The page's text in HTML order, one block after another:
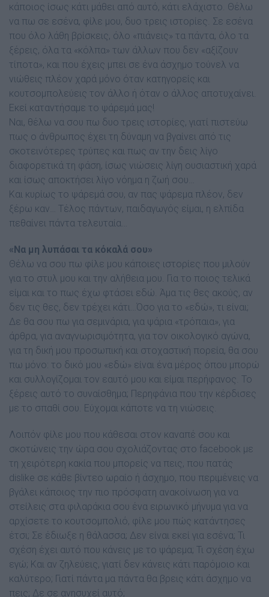
κάποιος ίσως κάτι µάθει από αυτό, κάτι ελάχιστο. Θέλω
να πω σε εσένα, φίλε µου, δυο τρεις ιστορίες. Σε εσένα
που όλο λάθη βρίσκεις, όλο «πιάνεις» τα πάντα, όλο τα
ξέρεις, όλα τα «κόλπα» των άλλων που δεν «αξίζουν
τίποτα», και που έχεις µπει σε ένα άσχηµο τούνελ να
νιώθεις πλέον χαρά µόνο όταν κατηγορείς και
κουτσοµπολεύεις τον άλλο ή όταν ο άλλος αποτυχαίνει.
Εκεί καταντήσαµε το ψάρεµά µας!
Ναι, θέλω να σου πω δυο τρεις ιστορίες, γιατί πιστεύω
πως ο άνθρωπος έχει τη δύναµη να βγαίνει από τις
σκοτεινότερες τρύπες και πως αν την δεις λίγο
διαφορετικά τη φάση, ίσως νιώσεις λίγη ουσιαστική χαρά
και ίσως αποκτήσει λίγο νόηµα η ζωή σου…
Και κυρίως το ψάρεµά σου, αν πας ψάρεµα πλέον, δεν
ξέρω καν… Τέλος πάντων, παιδαγωγός είµαι, η ελπίδα
πεθαίνει πάντα τελευταία…
«Να µη λυπάσαι τα κόκαλά σου»
Θέλω να σου πω φίλε µου κάποιες ιστορίες που µιλούν
για το στυλ µου και την αλήθεια µου. Για το ποιος τελικά
είµαι και το πως έχω φτάσει εδώ. Άµα τις θες ακούς, αν
δεν τις θες, δεν τρέχει κάτι…Όσο για το «εδώ», τι είναι;
∆ε θα σου πω για σεµινάρια, για ψάρια «τρόπαια», για
άρθρα, για αναγνωρισιµότητα, για τον οικολογικό αγώνα,
για τη δική µου προσωπική και στοχαστική πορεία, θα σου
πω µόνο: το δικό µου «εδώ» είναι ένα µέρος όπου µπορώ
και συλλογίζοµαι τον εαυτό µου και είµαι περήφανος. Το
ξέρεις αυτό το συναίσθηµα; Περηφάνια που την κέρδισες
µε το σπαθί σου. Εύχοµαι κάποτε να τη νιώσεις.
Λοιπόν φίλε µου που κάθεσαι στον καναπέ σου και
σκοτώνεις την ώρα σου σχολιάζοντας στο facebook µε
τη χειρότερη κακία που µπορείς να πεις, που πατάς
dislike σε κάθε βίντεο ωραίο ή άσχηµο, που περιµένεις να
βγάλει κάποιος την πιο πρόσφατη ανακοίνωση για να
στείλεις στα φιλαράκια σου ένα ειρωνικό µήνυµα για να
αρχίσετε το κουτσοµπολιό, φίλε µου πώς κατάντησες
έτσι; Σε έδιωξε η θάλασσα; ∆εν είναι εκεί για εσένα; Τι
σχέση έχει αυτό που κάνεις µε το ψάρεµα; Τι σχέση έχω
εγώ; Και αν ζηλεύεις, γιατί δεν κάνεις κάτι παρόµοιο και
καλύτερο; Γιατί πάντα µα πάντα θα βρεις κάτι άσχηµο να
πεις; ∆ε σε ανησυχεί αυτό;